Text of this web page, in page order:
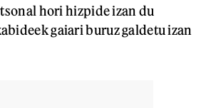
hori hizpide izan du
gaiari buruz galdetu izan